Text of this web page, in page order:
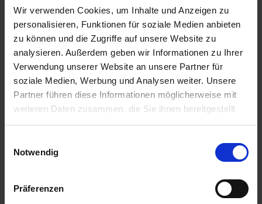
Wir verwenden Cookies, um Inhalte und Anzeigen zu
personalisieren, Funktionen für soziale Medien anbieten
zu können und die Zugriffe auf unsere Website zu
analysieren. Außerdem geben wir Informationen zu Ihrer
Verwendung unserer Website an unsere Partner für
soziale Medien, Werbung und Analysen weiter. Unsere
Partner führen diese Informationen möglicherweise mit
weiteren Daten zusammen, die Sie ihnen bereitgestellt
haben oder die sie im Rahmen Ihrer Nutzung der Dienste
Cookies, wenn Sie unsere Webseite weiterhin nutzen.
Notwendig
Präferenzen
Sofort versandfertig, Lieferzeit ca. 2-4 Werktage innerhalb
Deutschlands
In denWarenkorb
Merken Bewerten
Artikel Nr.: 1109009
Beschreibung
Stehbolzen des Motorgehäuses geschoben, hilft...
mehr
Bewertungen